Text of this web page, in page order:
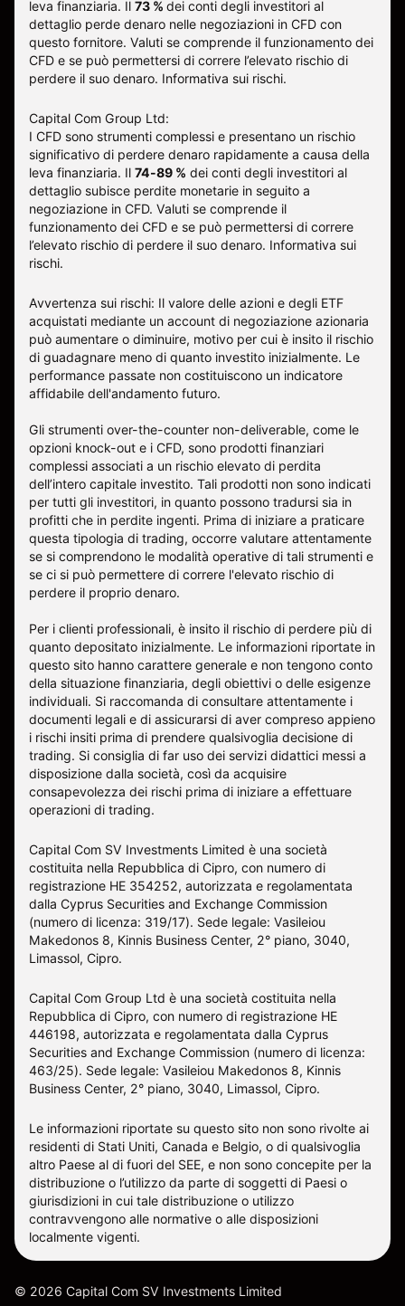
leva finanziaria. Il 73 % dei conti degli investitori al
dettaglio perde denaro nelle negoziazioni in CFD con
questo fornitore. Valuti se comprende il funzionamento dei
CFD e se può permettersi di correre l’elevato rischio di
perdere il suo denaro. Informativa sui rischi.
Capital Com Group Ltd:
I CFD sono strumenti complessi e presentano un rischio
significativo di perdere denaro rapidamente a causa della
leva finanziaria. Il 74-89 % dei conti degli investitori al
dettaglio subisce perdite monetarie in seguito a
negoziazione in CFD. Valuti se comprende il
funzionamento dei CFD e se può permettersi di correre
l’elevato rischio di perdere il suo denaro. Informativa sui
rischi.
Avvertenza sui rischi: Il valore delle azioni e degli ETF
acquistati mediante un account di negoziazione azionaria
può aumentare o diminuire, motivo per cui è insito il rischio
di guadagnare meno di quanto investito inizialmente. Le
performance passate non costituiscono un indicatore
affidabile dell'andamento futuro.
Gli strumenti over-the-counter non-deliverable, come le
opzioni knock-out e i CFD, sono prodotti finanziari
complessi associati a un rischio elevato di perdita
dell’intero capitale investito. Tali prodotti non sono indicati
per tutti gli investitori, in quanto possono tradursi sia in
profitti che in perdite ingenti. Prima di iniziare a praticare
questa tipologia di trading, occorre valutare attentamente
se si comprendono le modalità operative di tali strumenti e
se ci si può permettere di correre l'elevato rischio di
perdere il proprio denaro.
Per i clienti professionali, è insito il rischio di perdere più di
quanto depositato inizialmente. Le informazioni riportate in
questo sito hanno carattere generale e non tengono conto
della situazione finanziaria, degli obiettivi o delle esigenze
individuali. Si raccomanda di consultare attentamente i
documenti legali e di assicurarsi di aver compreso appieno
i rischi insiti prima di prendere qualsivoglia decisione di
trading. Si consiglia di far uso dei servizi didattici messi a
disposizione dalla società, così da acquisire
consapevolezza dei rischi prima di iniziare a effettuare
operazioni di trading.
Capital Com SV Investments Limited è una società
costituita nella Repubblica di Cipro, con numero di
registrazione HE 354252, autorizzata e regolamentata
dalla Cyprus Securities and Exchange Commission
(numero di licenza: 319/17). Sede legale: Vasileiou
Makedonos 8, Kinnis Business Center, 2° piano, 3040,
Limassol, Cipro.
Capital Com Group Ltd è una società costituita nella
Repubblica di Cipro, con numero di registrazione ΗΕ
446198, autorizzata e regolamentata dalla Cyprus
Securities and Exchange Commission (numero di licenza:
463/25). Sede legale: Vasileiou Makedonos 8, Kinnis
Business Center, 2° piano, 3040, Limassol, Cipro.
Le informazioni riportate su questo sito non sono rivolte ai
residenti di Stati Uniti, Canada e Belgio, o di qualsivoglia
altro Paese al di fuori del SEE, e non sono concepite per la
distribuzione o l’utilizzo da parte di soggetti di Paesi o
giurisdizioni in cui tale distribuzione o utilizzo
contravvengono alle normative o alle disposizioni
localmente vigenti.
© 2026 Capital Com SV Investments Limited